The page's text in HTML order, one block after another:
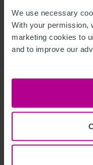
We use necessary
With your permission,
marketing cookies to
and to improve our
Kontaktieren Sie
Richard
+44 7778 880 583